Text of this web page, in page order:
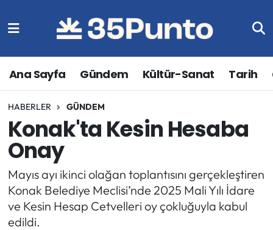
Ana Sayfa Gündem Kültür-Sanat Tarih
HABERLER GÜNDEM
Konak'ta Kesin Hesaba
Onay
Mayıs ayı ikinci olağan toplantısını gerçekleştiren
Konak Belediye Meclisi’nde 2025 Mali Yılı İdare
ve Kesin Hesap Cetvelleri oy çokluğuyla kabul
edildi.